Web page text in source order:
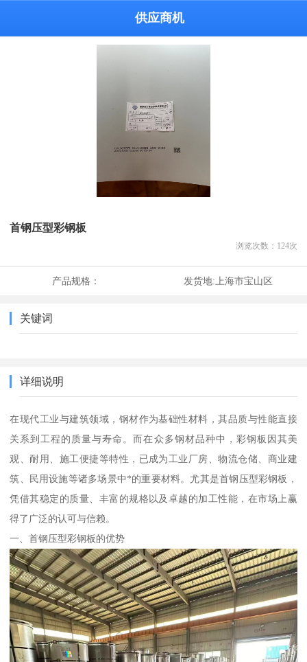
供应商机
首钢压型彩钢板
浏览次数： 124次
产品规格： 发货地:上海市宝山区
关键词
详细说明
在现代工业与建筑领域，钢材作为基础性材料，其品质与性能直接
关系到工程的质量与寿命。而在众多钢材品种中，彩钢板因其美
观、耐用、施工便捷等特性，已成为工业厂房、物流仓储、商业建
筑、民用设施等诸多场景中*的重要材料。尤其是首钢压型彩钢板，
凭借其稳定的质量、丰富的规格以及卓越的加工性能，在市场上赢
得了广泛的认可与信赖。
一、首钢压型彩钢板的优势